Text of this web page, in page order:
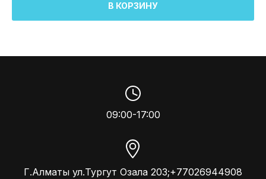
В КОРЗИНУ
09:00-17:00
Г.Алматы ул.Тургут Озала 203;+77026944908